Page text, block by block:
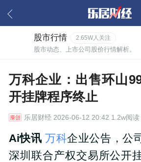
股市行情 2.65W人关注
股市动态、上市公司股价行情解析。
万科企业：出售环山
开挂牌程序终止
乐居财经2026-06-12 20:42 1.2w阅读
Ai快讯 万科企业公告，公
深圳联合产权交易所公开